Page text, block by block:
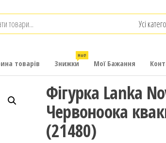
товарів Знижки
Hot!
Мої Бажання
Фігурка Lanka
Червоноока
(21480)